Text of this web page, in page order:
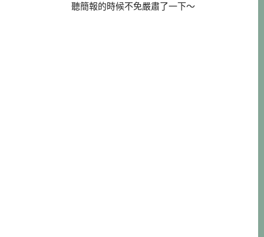
聽簡報的時候不免嚴肅了一下～